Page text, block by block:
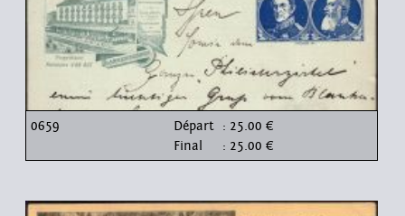
0659 Départ : 25.00 €
Final
: 25.00 €